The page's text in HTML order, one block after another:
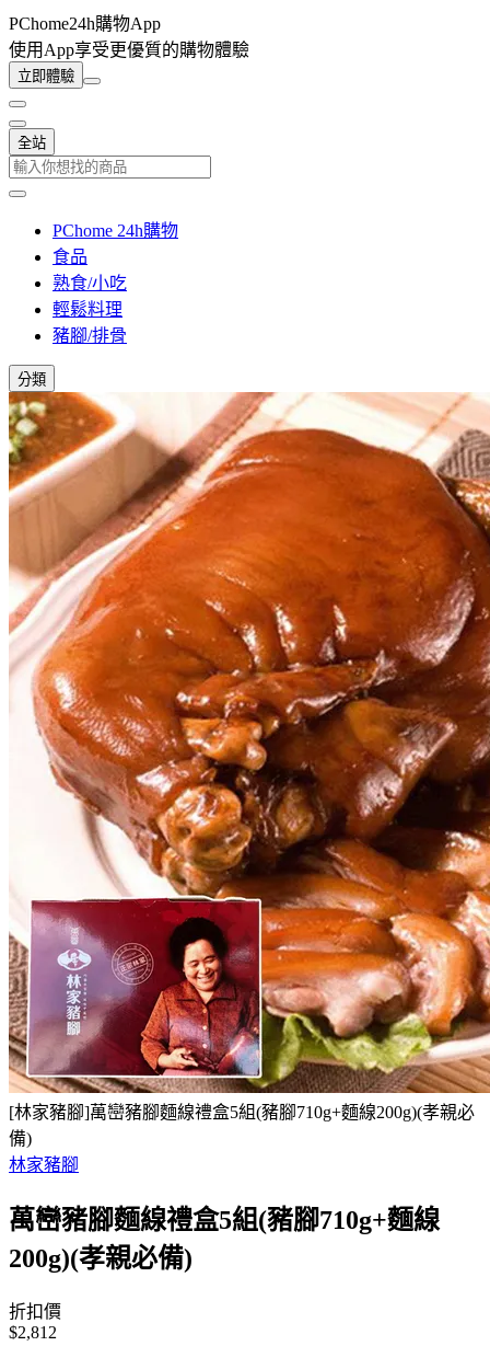
PChome24h購物App
使用App享受更優質的購物體驗
立即體驗
全站
PChome 24h購物
食品
熟食/小吃
輕鬆料理
豬腳/排骨
分類
[林家豬腳]萬巒豬腳麵線禮盒5組(豬腳710g+麵線200g)(孝親必
備)
林家豬腳
萬巒豬腳麵線禮盒5組(豬腳710g+麵線
200g)(孝親必備)
折扣價
$2,812